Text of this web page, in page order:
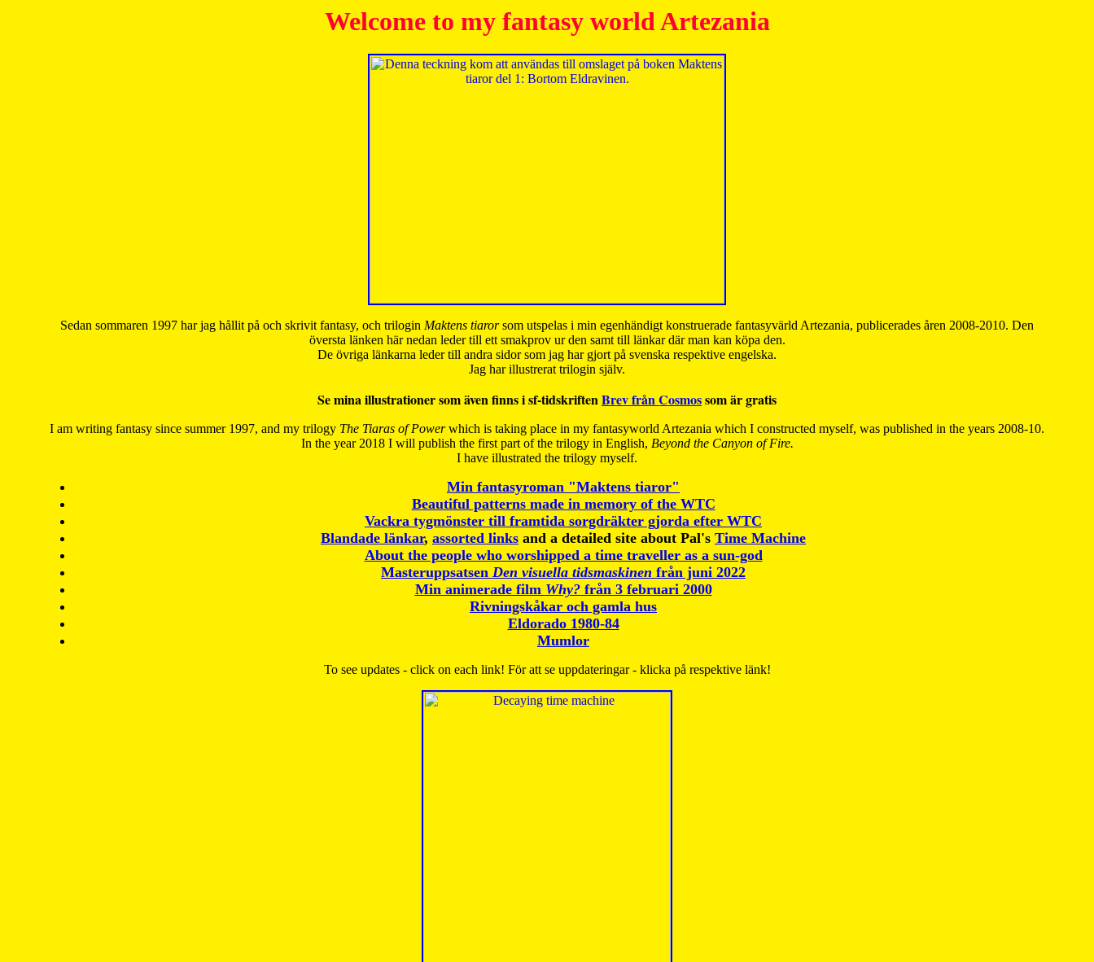
Welcome to my fantasy world Artezania
Sedan sommaren 1997 har jag hållit på och skrivit fantasy, och trilogin Maktens tiarorsom utspelas i min egenhändigt konstruerade fantasyvärld Artezania, publicerades åren 2008-2010. Den
översta länken här nedan leder till ett smakprov ur den samt till länkar där man kan köpa den.
De övriga länkarna leder till andra sidor som jag har gjort på svenska respektive engelska.
Jag har illustrerat trilogin själv.
Se mina illustrationer som även finns i sf-tidskriftenBrev från Cosmossom är gratis
I am writing fantasy since summer 1997, and my trilogy The Tiaras of Powerwhich is taking place in my fantasyworld Artezania which I constructed myself, was published in the years 2008-10.
In the year 2018 I will publish the first part of the trilogy in English, Beyond the Canyon of Fire.
I have illustrated the trilogy myself.
Min fantasyroman "Maktens tiaror"
Beautiful patterns made in memory of the WTC
Vackra tygmönster till framtida sorgdräkter gjorda efter WTC
Blandade länkar, assorted links and a detailed site about Pal's Time Machine
About the people who worshipped a time traveller as a sun-god
Masteruppsatsen Den visuella tidsmaskinen från juni 2022
Min animerade film Why?från 3 februari 2000
Rivningskåkar och gamla hus
Eldorado 1980-84
Mumlor
To see updates - click on each link! För att se uppdateringar - klicka på respektive länk!